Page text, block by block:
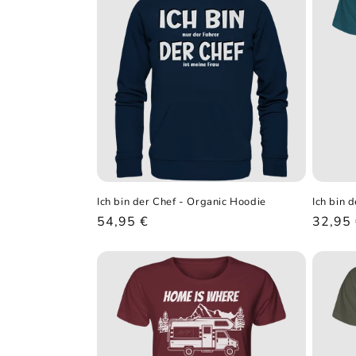
e
:
Ich bin der Chef - Organic Hoodie
Normaler
54,95 €
Ich bin
32,95